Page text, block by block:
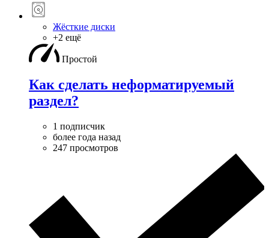
Жёсткие диски
+2 ещё
Простой
Как сделать неформатируемый
раздел?
1 подписчик
более года назад
247 просмотров